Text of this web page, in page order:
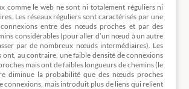
comme le web ne sont ni totalement réguliers ni
Les réseaux réguliers sont caractérisés par une
entre des nœuds proches et par des
considérables (pour aller d’un nœud à un autre
par de nombreux nœuds intermédiaires). Les
ont, au contraire, une faible densité de connexions
mais ont de faibles longueurs de chemins (le
diminue la probabilité que des nœuds proches
connexions, mais introduit plus de liens qui relient